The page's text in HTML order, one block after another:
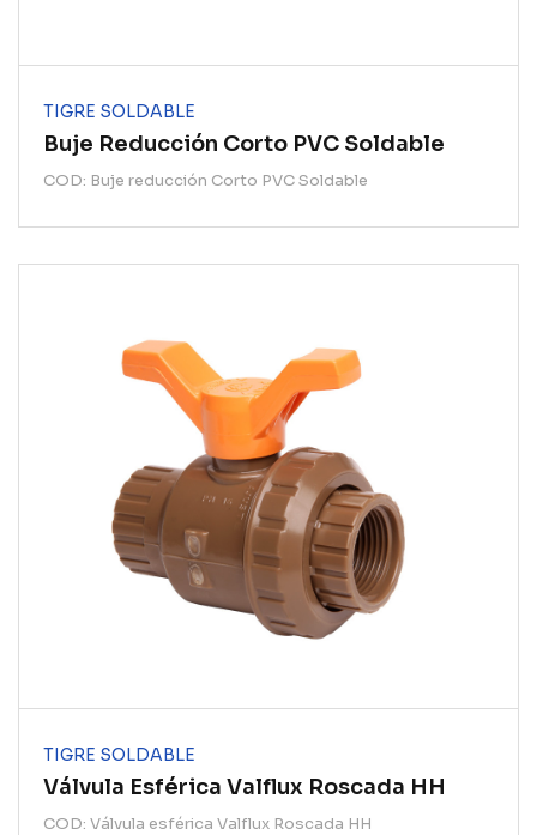
TIGRE SOLDABLE
Buje Reducción Corto PVC Soldable
COD: Buje reducción Corto PVC Soldable
TIGRE SOLDABLE
Válvula Esférica Valflux Roscada HH
COD: Válvula esférica Valflux Roscada HH